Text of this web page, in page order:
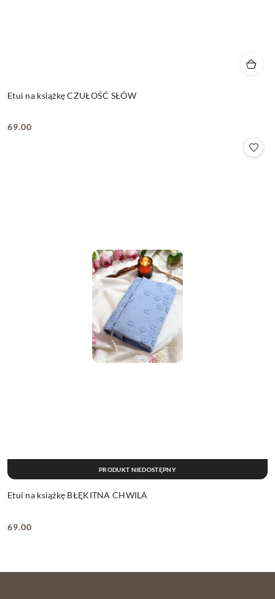
Etui na książkę CZUŁOŚĆ SŁÓW
Cena:
69.00
Etui na książkę BŁĘKITNA CHWILA
Cena:
69.00
PRODUKT NIEDOSTĘPNY